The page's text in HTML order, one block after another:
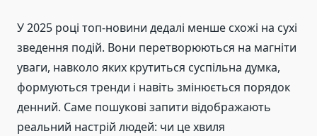
У 2025 році топ-новини дедалі менше схожі на сухі
зведення подій. Вони перетворюються на магніти
уваги, навколо яких крутиться суспільна думка,
формуються тренди і навіть змінюється порядок
денний. Саме пошукові запити відображають
реальний настрій людей: чи це хвиля